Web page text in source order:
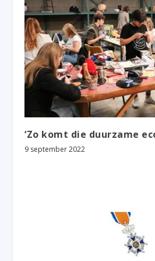
‘Zo komt die duurzame
9 september 2022